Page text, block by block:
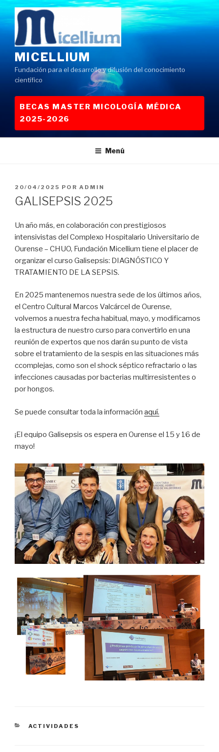
Saltar
al
contenido
MICELLIUM
Fundación para el desarrollo y difusión del conocimiento
científico
BECAS MASTER MICOLOGÍA MÉDICA
2025-2026
Menú
PUBLICADO
EL
20/04/2025 POR ADMIN
GALISEPSIS 2025
Un año más, en colaboración con prestigiosos
intensivistas del Complexo Hospitalario Universitario de
Ourense – CHUO, Fundación Micellium tiene el placer de
organizar el curso Galisepsis: DIAGNÓSTICO Y
TRATAMIENTO DE LA SEPSIS.
En 2025 mantenemos nuestra sede de los últimos años,
el Centro Cultural Marcos Valcárcel de Ourense,
volvemos a nuestra fecha habitual, mayo, y modificamos
la estructura de nuestro curso para convertirlo en una
reunión de expertos que nos darán su punto de vista
sobre el tratamiento de la sespis en las situaciones más
ccomplejas, como son el shock séptico refractario o las
infecciones causadas por bacterias multirresistentes o
por hongos.
Se puede consultar toda la información aquí.
¡El equipo Galisepsis os espera en Ourense el 15 y 16 de
mayo!
CATEGORÍAS
ACTIVIDADES